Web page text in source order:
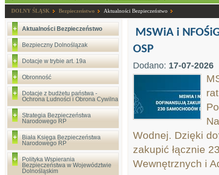
DOLNY ŚLĄSK Bezpieczeństwo Aktualności Bezpieczeństwo
Aktualności Bezpieczeństwo
Bezpieczny Dolnoślązak
Dotacje w trybie art. 19a
Obronność
Dotacje z budżetu państwa -
Ochrona Ludności i Obrona Cywilna
Strategia Bezpieczeństwa
Narodowego RP
Biała Księga Bezpieczeństwa
Narodowego RP
Polityka Wspierania
Bezpieczeństwa w Województwie
Dolnośląskim
MSWiA i
OSP
Dodano: 17-07-2026
Wodnej. Dzięki
zakupić łącznie
Wewnętrznych i